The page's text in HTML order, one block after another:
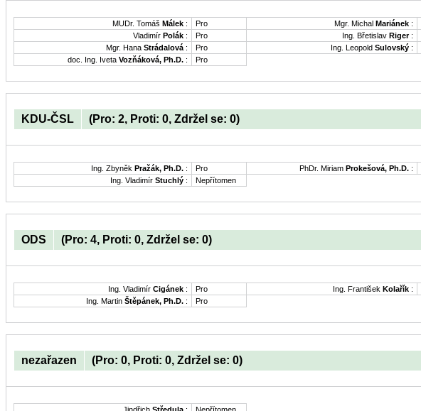
MUDr. Tomáš Málek : Pro Mgr. Michal Mariánek :
Vladimír Polák : Pro Ing. Břetislav Riger:
Mgr. Hana Strádalová : Pro Ing. Leopold Sulovský :
doc. Ing. Iveta Vozňáková, Ph.D. : Pro
KDU-ČSL (Pro: 2, Proti: 0, Zdržel se: 0)
Ing. Zbyněk Pražák, Ph.D. : Pro PhDr. Miriam Prokešová, Ph.D. :
Ing. Vladimír Stuchlý : Nepřítomen
ODS (Pro: 4, Proti: 0, Zdržel se: 0)
Ing. Vladimír Cigánek : Pro Ing. František Kolařík :
Ing. Martin Štěpánek, Ph.D. : Pro
nezařazen (Pro: 0, Proti: 0, Zdržel se: 0)